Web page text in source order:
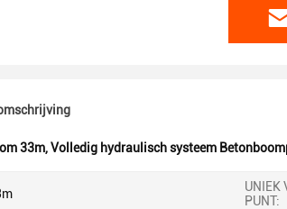
33m,Volledig hydraulisch systeem
UNIEK
PUNT: